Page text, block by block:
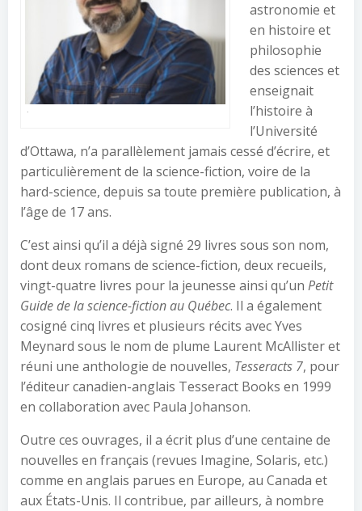
.
astronomie et
en histoire et
philosophie
des sciences et
enseignait
l’histoire à
l’Université
d’Ottawa, n’a parallèlement jamais cessé d’écrire, et
particulièrement de la science-fiction, voire de la
hard-science, depuis sa toute première publication, à
l’âge de 17 ans.
C’est ainsi qu’il a déjà signé 29 livres sous son nom,
dont deux romans de science-fiction, deux recueils,
vingt-quatre livres pour la jeunesse ainsi qu’un Petit
Guide de la science-fiction au Québec. Il a également
cosigné cinq livres et plusieurs récits avec Yves
Meynard sous le nom de plume Laurent McAllister et
réuni une anthologie de nouvelles, Tesseracts 7, pour
l’éditeur canadien-anglais Tesseract Books en 1999
en collaboration avec Paula Johanson.
Outre ces ouvrages, il a écrit plus d’une centaine de
nouvelles en français (revues Imagine, Solaris, etc.)
comme en anglais parues en Europe, au Canada et
aux États-Unis. Il contribue, par ailleurs, à nombre